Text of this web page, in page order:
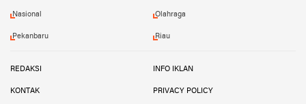
Nasional Olahraga
Pekanbaru Riau
REDAKSI INFO IKLAN
KONTAK PRIVACY POLICY